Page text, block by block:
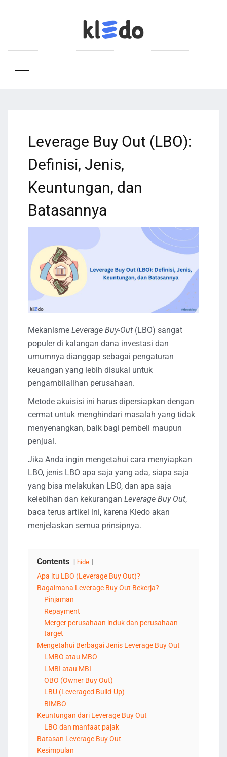
Leverage Buy Out (LBO):
Definisi, Jenis,
Keuntungan, dan
Batasannya
Mekanisme Leverage Buy-Out (LBO) sangat
populer di kalangan dana investasi dan
umumnya dianggap sebagai pengaturan
keuangan yang lebih disukai untuk
pengambilalihan perusahaan.
Metode akuisisi ini harus dipersiapkan dengan
cermat untuk menghindari masalah yang tidak
menyenangkan, baik bagi pembeli maupun
penjual.
Jika Anda ingin mengetahui cara menyiapkan
LBO, jenis LBO apa saja yang ada, siapa saja
yang bisa melakukan LBO, dan apa saja
kelebihan dan kekurangan Leverage Buy Out,
baca terus artikel ini, karena Kledo akan
menjelaskan semua prinsipnya.
Contents hide
Apa itu LBO (Leverage Buy Out)?
Bagaimana Leverage Buy Out Bekerja?
Pinjaman
Repayment
Merger perusahaan induk dan perusahaan
target
Mengetahui Berbagai Jenis Leverage Buy Out
LMBO atau MBO
LMBI atau MBI
OBO (Owner Buy Out)
LBU (Leveraged Build-Up)
BIMBO
Keuntungan dari Leverage Buy Out
LBO dan manfaat pajak
Batasan Leverage Buy Out
Kesimpulan